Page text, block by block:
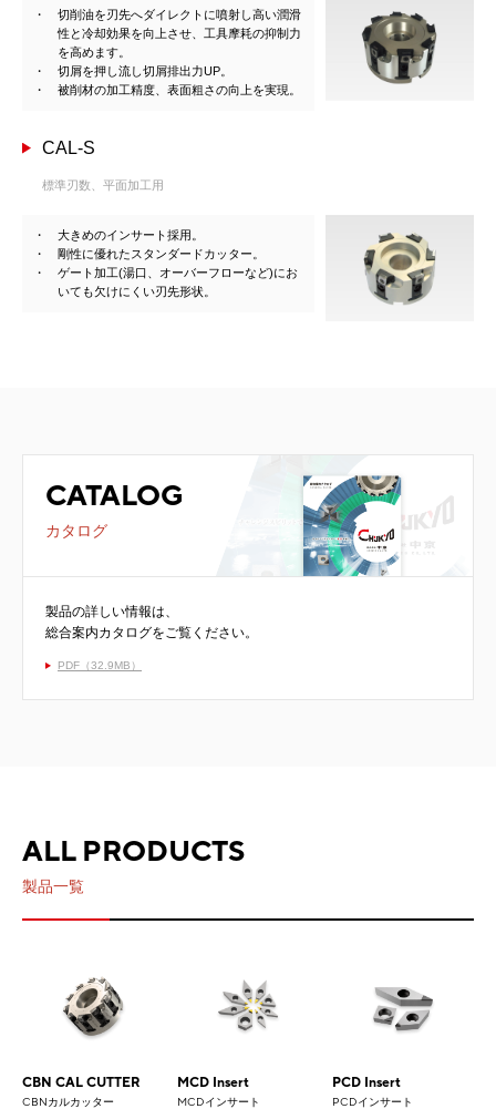
切削油を刃先へダイレクトに噴射し高い潤滑
性と冷却効果を向上させ、工具摩耗の抑制力
を高めます。
切屑を押し流し切屑排出力UP。
被削材の加工精度、表面粗さの向上を実現。
CAL-S
標準刃数、平面加工用
大きめのインサート採用。
剛性に優れたスタンダードカッター。
ゲート加工(湯口、オーバーフローなど)にお
いても欠けにくい刃先形状。
CATALOG
カタログ
製品の詳しい情報は、
総合案内カタログをご覧ください。
PDF（32.9MB）
ALL PRODUCTS
製品一覧
CBN CAL CUTTER
CBNカルカッター
MCD Insert
MCDインサート
PCD Insert
PCDインサート